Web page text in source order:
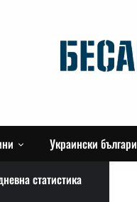
статистика
Украински българи